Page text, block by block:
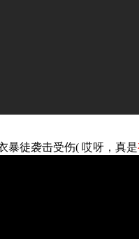
暴徒袭击受伤( 哎呀，真是